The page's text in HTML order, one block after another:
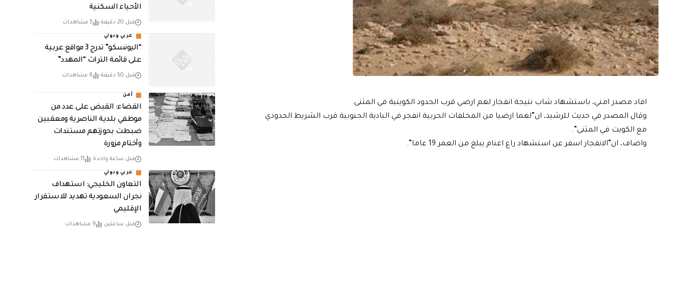
افاد مصدر امني، باستشهاد شاب نتيجة انفجار لغم ارضي قرب الحدود الكويتية في المثنى.
وقال المصدر في حديث للرشيد، ان”لغما ارضيا من المخلفات الحربية انفجر في البادية الجنوبية قرب الشريط الحدودي
مع الكويت في المثنى”.
واضاف، ان”الانفجار اسفر عن استشهاد راع اغنام يبلغ من العمر 19 عاما”.
الأحياء السكنية
قبل 20 دقيقة 5 مشاهدات
عربي ودولي
“اليونسكو” تدرج 3 مواقع عربية
على قائمة التراث “المهدد”
قبل 50 دقيقة 6 مشاهدات
أمن
القضاء: القبض على عدد من
موظفي بلدية الناصرية ومعقبين
ضبطت بحوزتهم مستندات
وأختام مزورة
قبل ساعة واحدة 11 مشاهدات
عربي ودولي
التعاون الخليجي: استهداف
نجران السعودية تهديد للاستقرار
الإقليمي
قبل ساعتين 9 مشاهدات